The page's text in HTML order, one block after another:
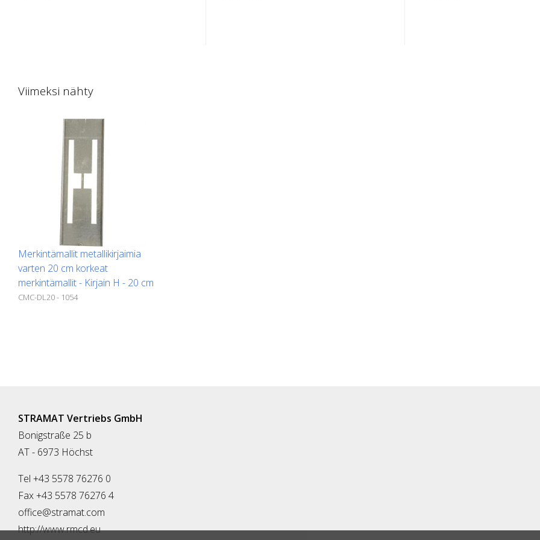
Viimeksi nähty
Merkintämallit metallikirjaimia
varten 20 cm korkeat
merkintämallit - Kirjain H - 20 cm
CMC-DL20 - 1054
STRAMAT Vertriebs GmbH
Bonigstraße 25 b
AT - 6973 Höchst
Tel +43 5578 76276 0
Fax +43 5578 76276 4
office@stramat.com
http://www.rmcd.eu